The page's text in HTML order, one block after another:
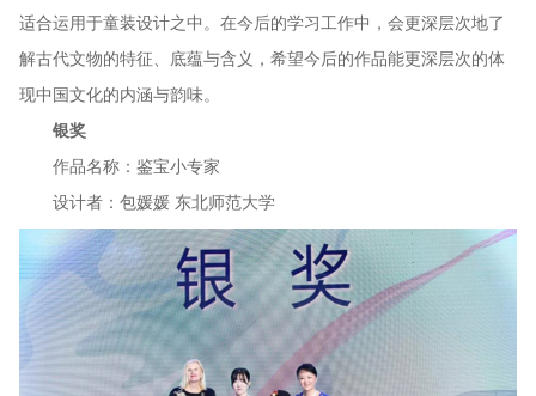
适合运用于童装设计之中。在今后的学习工作中，会更深层次地了
解古代文物的特征、底蕴与含义，希望今后的作品能更深层次的体
现中国文化的内涵与韵味。
银奖
作品名称：鉴宝小专家
设计者：包媛媛 东北师范大学